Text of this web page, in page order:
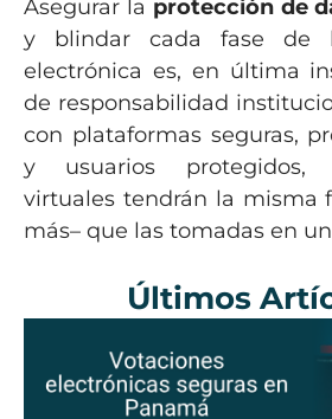
Asegurar la protección de
y blindar cada fase de
electrónica es, en última
de responsabilidad
con plataformas seguras,
y usuarios protegidos,
virtuales tendrán la misma
más– que las tomadas en
Últimos